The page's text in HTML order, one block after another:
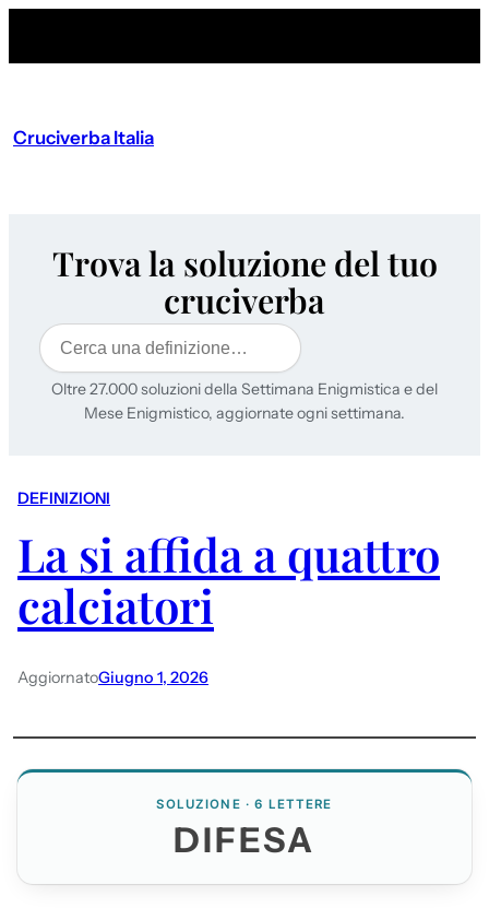
Cruciverba Italia
Trova la soluzione del tuo
cruciverba
Cerca
Oltre 27.000 soluzioni della Settimana Enigmistica e del
Mese Enigmistico, aggiornate ogni settimana.
DEFINIZIONI
La si affida a quattro
calciatori
AggiornatoGiugno 1, 2026
SOLUZIONE · 6 LETTERE
DIFESA